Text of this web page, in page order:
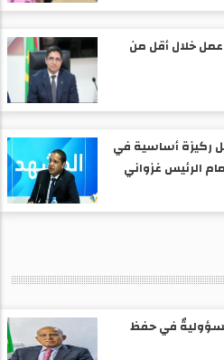
ألف فرصة عمل خلال أقل من
ركيزة أساسية في
الرئيس غزواني
في حفظ